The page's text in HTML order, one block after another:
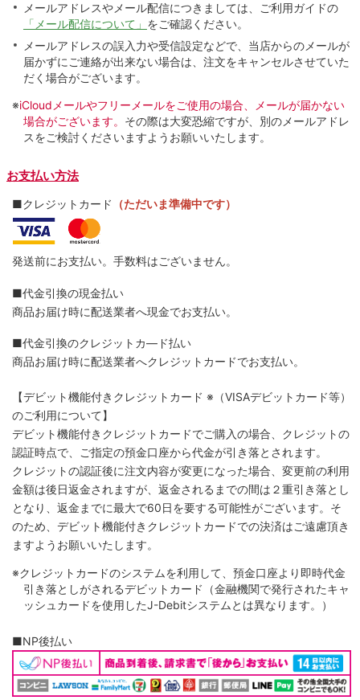
メールアドレスやメール配信につきましては、ご利用ガイドの
「メール配信について」 をご確認ください。
メールアドレスの誤入力や受信設定などで、当店からのメールが
届かずにご連絡が出来ない場合は、注文をキャンセルさせていた
だく場合がございます。
※iCloudメールやフリーメールをご使用の場合、メールが届かない
場合がございます。 その際は大変恐縮ですが、別のメールアドレ
スをご検討くださいますようお願いいたします。
お支払い方法
■クレジットカード （ただいま準備中です）
発送前にお支払い。手数料はございません。
■代金引換の現金払い
商品お届け時に配送業者へ現金でお支払い。
■代金引換のクレジットカ―ド払い
商品お届け時に配送業者へクレジットカードでお支払い。
【デビット機能付きクレジットカード ※（VISAデビットカード等）
のご利用について】
デビット機能付きクレジットカードでご購入の場合、クレジットの
認証時点で、ご指定の預金口座から代金が引き落とされます。
クレジットの認証後に注文内容が変更になった場合、変更前の利用
金額は後日返金されますが、返金されるまでの間は２重引き落とし
となり、返金までに最大で60日を要する可能性がございます。そ
のため、デビット機能付きクレジットカードでの決済はご遠慮頂き
ますようお願いいたします。
※クレジットカードのシステムを利用して、預金口座より即時代金
引き落としがされるデビットカード（金融機関で発行されたキャ
ッシュカードを使用したJ-Debitシステムとは異なります。）
■NP後払い